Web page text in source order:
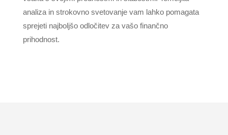
analiza in strokovno svetovanje vam lahko pomagata
sprejeti najboljšo odločitev za vašo finančno
prihodnost.